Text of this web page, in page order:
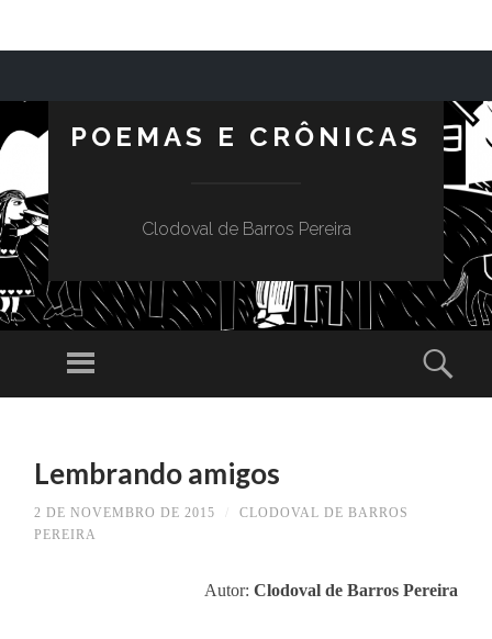
POEMAS E CRÔNICAS
Clodoval de Barros Pereira
Menu
Lembrando amigos
2 DE NOVEMBRO DE 2015
CLODOVAL DE BARROS
PEREIRA
Autor: Clodoval de Barros Pereira